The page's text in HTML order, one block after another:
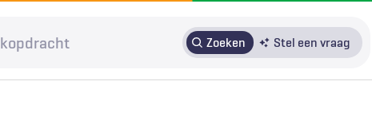
Zoeken Stel een vraag